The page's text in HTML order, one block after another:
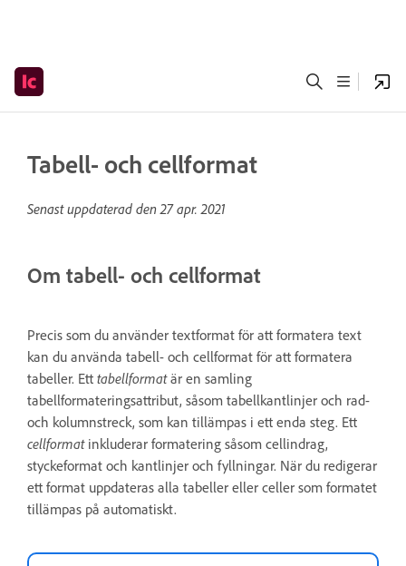
Tabell- och cellformat
Senast uppdaterad den27 apr. 2021
Om tabell- och cellformat
Precis som du använder textformat för att formatera text
kan du använda tabell- och cellformat för att formatera
tabeller. Ett tabellformatär en samling
tabellformateringsattribut, såsom tabellkantlinjer och rad-
och kolumnstreck, som kan tillämpas i ett enda steg. Ett
cellformatinkluderar formatering såsom cellindrag,
styckeformat och kantlinjer och fyllningar. När du redigerar
ett format uppdateras alla tabeller eller celler som formatet
tillämpas på automatiskt.